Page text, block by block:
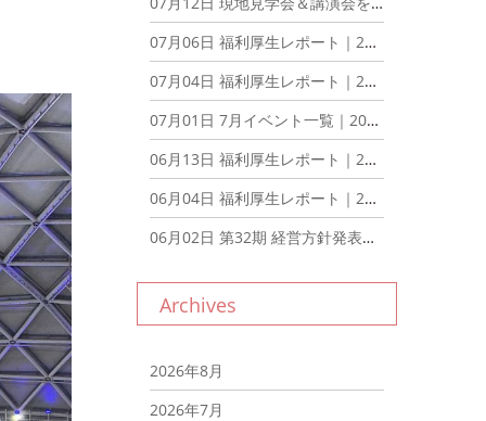
07月06日 福利厚生レポート｜2026年7月6日
07月04日 福利厚生レポート｜2026年7月4日
07月01日 7月イベント一覧｜2026年7月1日
06月13日 福利厚生レポート｜2026年6月13日
06月04日 福利厚生レポート｜2026年6月4日
06月02日 第32期 経営方針発表会を行いました。｜2026年6月2日
Archives
2026年8月
2026年7月